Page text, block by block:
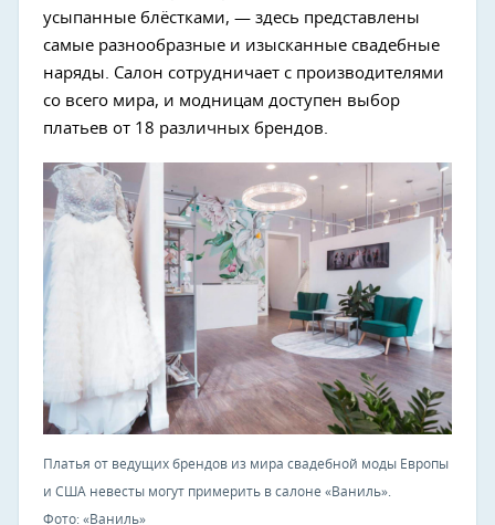
усыпанные блёстками, — здесь представлены
самые разнообразные и изысканные свадебные
наряды. Салон сотрудничает с производителями
со всего мира, и модницам доступен выбор
платьев от 18 различных брендов.
Платья от ведущих брендов из мира свадебной моды Европы
и США невесты могут примерить в салоне «Ваниль».
Фото: «Ваниль»